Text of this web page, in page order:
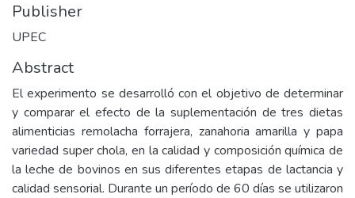
Publisher
UPEC
Abstract
El experimento se desarrolló con el objetivo de determinar
y comparar el efecto de la suplementación de tres dietas
alimenticias remolacha forrajera, zanahoria amarilla y papa
variedad super chola, en la calidad y composición química de
la leche de bovinos en sus diferentes etapas de lactancia y
calidad sensorial. Durante un período de 60 días se utilizaron